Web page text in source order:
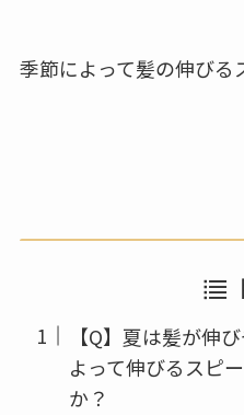
季節によって髪の伸びる
【Q】夏は髪が伸
よって伸びるスピ
か？